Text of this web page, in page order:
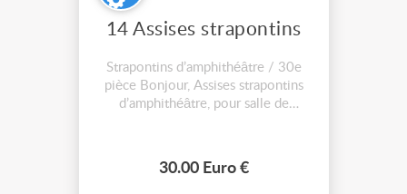
14 Assises strapontins
Strapontins d’amphithéâtre / 30e
pièce Bonjour, Assises strapontins
d’amphithéâtre, pour salle de
d’attente ou autre. Il est possible de
fixer une tablette sur la platine du
30.00 Euro €